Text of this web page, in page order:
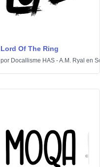
Lord Of The Ring
por Docallisme HAS - A.M. Ryal en